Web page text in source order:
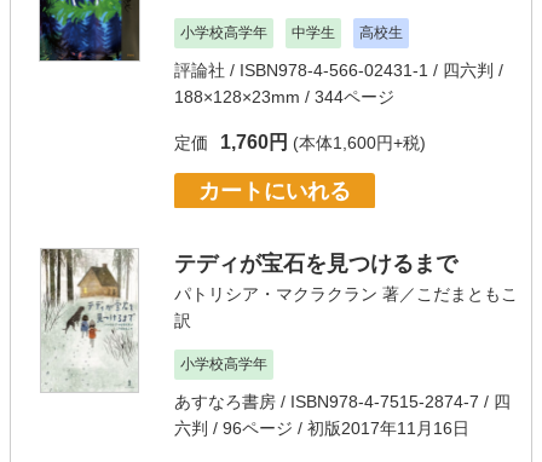
小学校高学年 中学生 高校生
評論社 / ISBN978-4-566-02431-1 / 四六判 /
188×128×23mm / 344ページ
定価 1,760円 (本体1,600円+税)
カートにいれる
テディが宝石を見つけるまで
パトリシア・マクラクラン 著／ こだまともこ
訳
小学校高学年
あすなろ書房 / ISBN978-4-7515-2874-7 / 四
六判 / 96ページ / 初版2017年11月16日